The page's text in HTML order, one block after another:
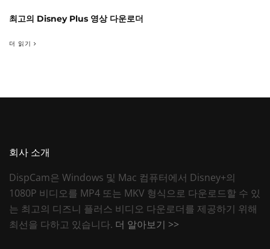
최고의 Disney Plus 영상 다운로더
더 읽기
회사 소개
DispCam은 Windows 및 Mac 컴퓨터에서 Disney+의
1080P 비디오를 MP4 또는 MKV 형식으로 다운로드할 수 있
는 최고의 디즈니 플러스 비디오 다운로더를 제공하기 위해
최선을 다하고 있습니다. 더 알아보기 >>